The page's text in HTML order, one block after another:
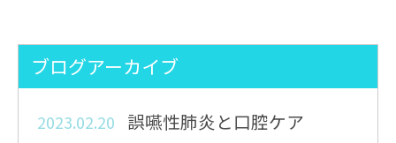
ブログアーカイブ
2023.02.20 誤嚥性肺炎と口腔ケア